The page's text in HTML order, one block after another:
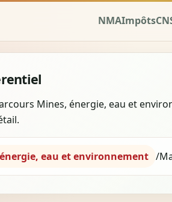
NMAImpôts
Mines, énergie, eau et
eau et environnement /